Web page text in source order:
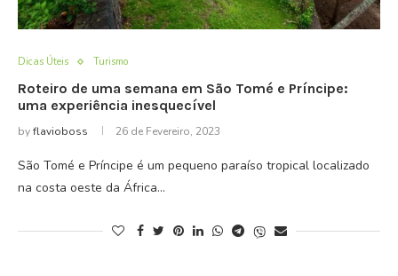
Dicas Úteis Turismo
Roteiro de uma semana em São Tomé e Príncipe:
uma experiência inesquecível
byflavioboss 26 de Fevereiro, 2023
São Tomé e Príncipe é um pequeno paraíso tropical localizado
na costa oeste da África…